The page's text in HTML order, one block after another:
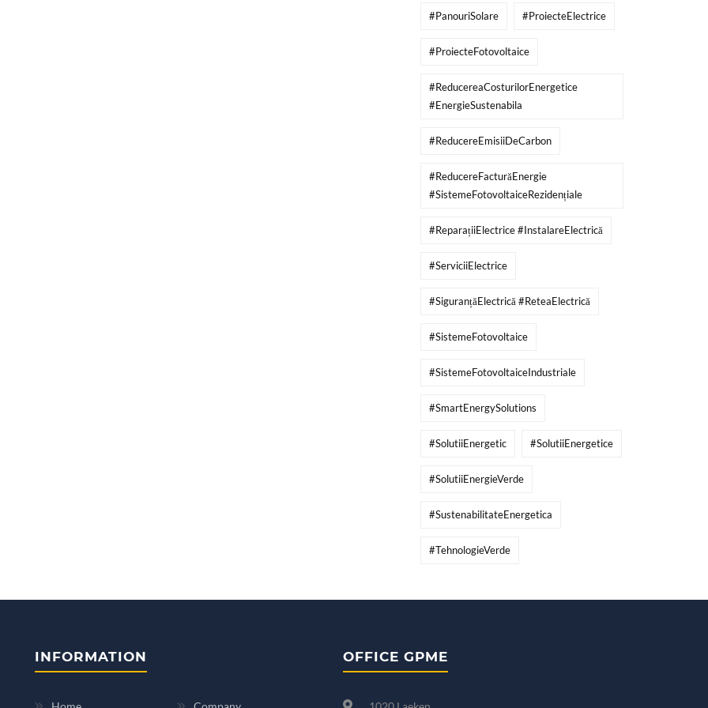
#PanouriSolare #ProiecteElectrice
#ProiecteFotovoltaice
#ReducereaCosturilorEnergetice
#EnergieSustenabila
#ReducereEmisiiDeCarbon
#ReducereFacturăEnergie
#SistemeFotovoltaiceRezidențiale
#ReparațiiElectrice #InstalareElectrică
#ServiciiElectrice
#SiguranțăElectrică #ReteaElectrică
#SistemeFotovoltaice
#SistemeFotovoltaiceIndustriale
#SmartEnergySolutions
#SolutiiEnergetic #SolutiiEnergetice
#SolutiiEnergieVerde
#SustenabilitateEnergetica
#TehnologieVerde
INFORMATION OFFICE GPME